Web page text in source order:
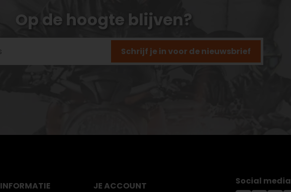
Op de hoogte blijven?
Schrijf je in voor de nieuwsbrief
INFORMATIE JE ACCOUNT Social media